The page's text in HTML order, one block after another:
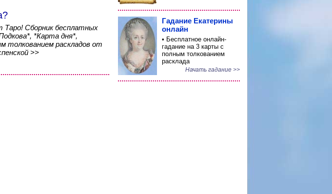
Таро! Сборник бесплатных
*Карта дня*,
толкованием раскладов от
>>
Гадание Екатерины
онлайн
• Бесплатное онлайн-
гадание на 3 карты с
полным толкованием
расклада
Начать гадание >>